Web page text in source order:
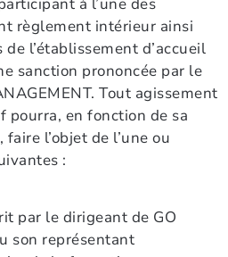
règlement intérieur ainsi
l’établissement d’accueil
sanction prononcée par le
Tout agissement
pourra, en fonction de sa
l’objet de l’une ou
:
par le dirigeant de GO
son représentant